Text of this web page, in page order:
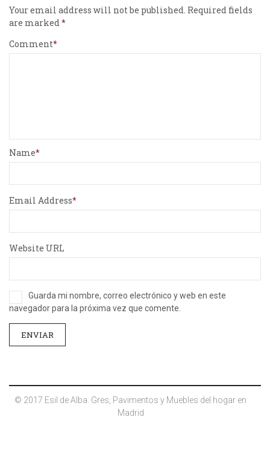
Your email address will not be published. Required fields
are marked
Comment
Name
Email Address
Website URL
Guarda mi nombre, correo electrónico y web en este
navegador para la próxima vez que comente.
© 2017 Esil de Alba. Gres, Pavimentos y Muebles del hogar en
Madrid